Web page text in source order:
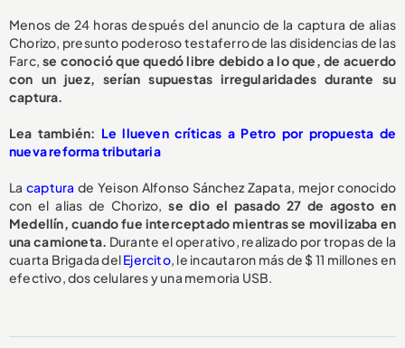
Menos de 24 horas después del anuncio de la captura de alias
Chorizo, presunto poderoso testaferro de las disidencias de las
Farc,se conoció que quedó libre debido a lo que, de acuerdo
con un juez, serían supuestas irregularidades durante su
captura.
Lea también: Le llueven críticas a Petro por propuesta de
nueva reforma tributaria
La captura de Yeison Alfonso Sánchez Zapata, mejor conocido
con el alias de Chorizo,se dio el pasado 27 de agosto en
Medellín, cuando fue interceptado mientras se movilizaba en
una camioneta. Durante el operativo, realizado por tropas de la
cuarta Brigada delEjercito, le incautaron más de $ 11 millones en
efectivo, dos celulares y una memoria USB.